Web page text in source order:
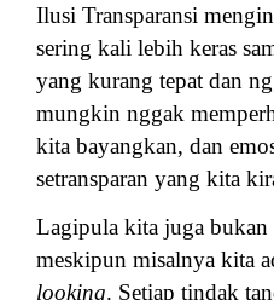
Ilusi Transparansi
sering kali lebih keras
yang kurang tepat dan
mungkin nggak
kita bayangkan, dan
setransparan yang kita
Lagipula kita juga bukan
meskipun misalnya kita
looking. Setiap tindak